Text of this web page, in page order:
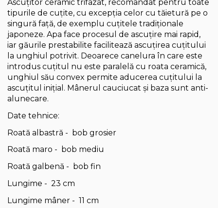
Ascuțitor ceramic trifazat, recomandat pentru toate
tipurile de cuțite, cu excepția celor cu tăietură pe o
singură față, de exemplu cuțitele tradiționale
japoneze. Apa face procesul de ascuțire mai rapid,
iar găurile prestabilite facilitează ascuțirea cuțitului
la unghiul potrivit. Deoarece canelura în care este
introdus cuțitul nu este paralelă cu roata ceramică,
unghiul său convex permite aducerea cuțitului la
ascuțitul inițial. Mânerul cauciucat și baza sunt anti-
alunecare.
Date tehnice:
Roată albastră - bob grosier
Roată maro - bob mediu
Roată galbenă - bob fin
Lungime - 23 cm
Lungime mâner - 11 cm